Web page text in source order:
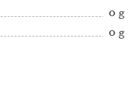
0 g
0 g